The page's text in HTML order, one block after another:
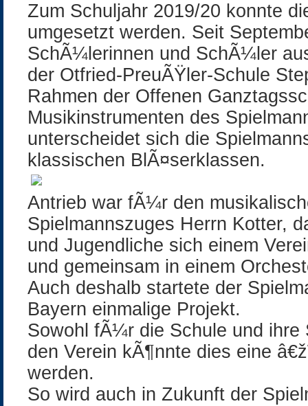
Zum Schuljahr 2019/20 konnte
umgesetzt werden. Seit
SchÃ¼lerinnen und SchÃ¼ler
der Otfried-PreuÃŸler-Schule
Rahmen der Offenen
Musikinstrumenten des
unterscheidet sich die
klassischen BlÃ¤serklassen.
Antrieb war fÃ¼r den
Spielmannszuges Herrn Kotter,
und Jugendliche sich einem
und gemeinsam in einem
Auch deshalb startete der
Bayern einmalige Projekt.
Sowohl fÃ¼r die Schule und
den Verein kÃ¶nnte dies eine
werden.
So wird auch in Zukunft der